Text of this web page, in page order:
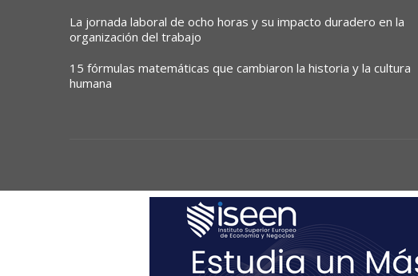
La jornada laboral de ocho horas y su impacto duradero en la
organización del trabajo
15 fórmulas matemáticas que cambiaron la historia y la cultura
humana